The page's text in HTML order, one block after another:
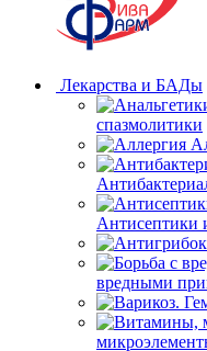
Лекарства и БАДы
спазмолитики
Антисептики
вредными